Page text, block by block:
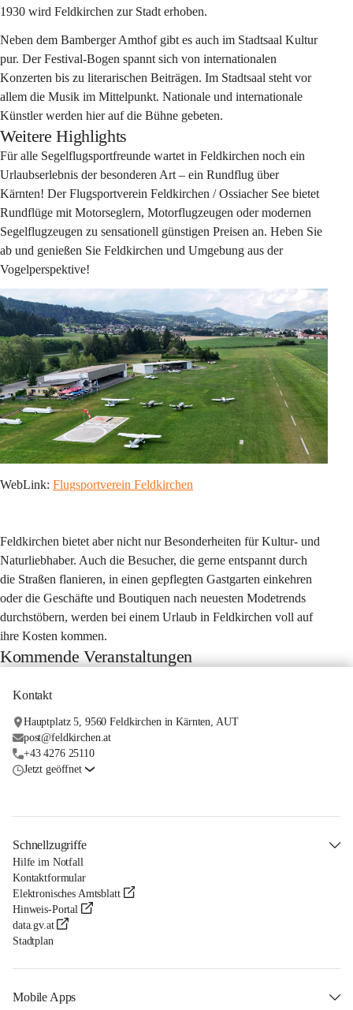
1930 wird Feldkirchen zur Stadt erhoben.
Neben dem Bamberger Amthof gibt es auch im Stadtsaal Kultur
pur. Der Festival-Bogen spannt sich von internationalen
Konzerten bis zu literarischen Beiträgen. Im Stadtsaal steht vor
allem die Musik im Mittelpunkt. Nationale und internationale
Künstler werden hier auf die Bühne gebeten.
Weitere Highlights
Für alle Segelflugsportfreunde wartet in Feldkirchen noch ein
Urlaubserlebnis der besonderen Art – ein Rundflug über
Kärnten! Der Flugsportverein Feldkirchen / Ossiacher See bietet
Rundflüge mit Motorseglern, Motorflugzeugen oder modernen
Segelflugzeugen zu sensationell günstigen Preisen an. Heben Sie
ab und genießen Sie Feldkirchen und Umgebung aus der
Vogelperspektive!
WebLink: Flugsportverein Feldkirchen
Feldkirchen bietet aber nicht nur Besonderheiten für Kultur- und
Naturliebhaber. Auch die Besucher, die gerne entspannt durch
die Straßen flanieren, in einen gepflegten Gastgarten einkehren
oder die Geschäfte und Boutiquen nach neuesten Modetrends
durchstöbern, werden bei einem Urlaub in Feldkirchen voll auf
ihre Kosten kommen.
Kommende Veranstaltungen
Kontakt
Hauptplatz 5, 9560 Feldkirchen in Kärnten, AUT
post@feldkirchen.at
+43 4276 25110
Jetzt geöffnet
Schnellzugriffe
Hilfe im Notfall
Kontaktformular
Elektronisches Amtsblatt
Hinweis-Portal
data.gv.at
Stadtplan
Mobile Apps